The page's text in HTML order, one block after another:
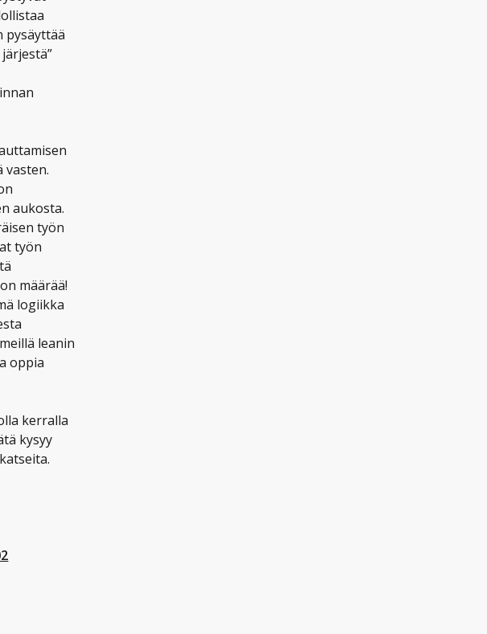
pysäyttää
vasten.
aukosta.
työn
työn
määrää!
logiikka
leanin
oppia
kerralla
kysyy